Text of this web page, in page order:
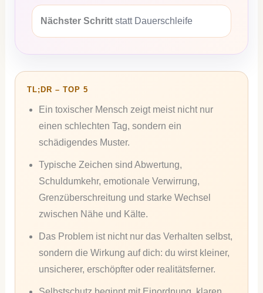
Nächster Schritt statt Dauerschleife
TL;DR – TOP 5
Ein toxischer Mensch zeigt meist nicht nur
einen schlechten Tag, sondern ein
schädigendes Muster.
Typische Zeichen sind Abwertung,
Schuldumkehr, emotionale Verwirrung,
Grenzüberschreitung und starke Wechsel
zwischen Nähe und Kälte.
Das Problem ist nicht nur das Verhalten selbst,
sondern die Wirkung auf dich: du wirst kleiner,
unsicherer, erschöpfter oder realitätsferner.